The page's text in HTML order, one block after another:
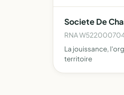
Societe De
RNA W522000704
La jouissance,
territoire